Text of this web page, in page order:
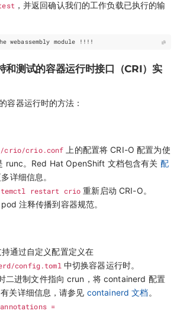
，并返回确认我们的工作负载已执行的输
测试的容器运行时接口（CRI）实
容器运行时的方法：
crio/crio.conf 上的配置将 CRI-O 配置为使
runc。Red Hat OpenShift 文档包含有关 配
详细信息。
restart crio 重新启动 CRI-O。
注释传播到容器规范。
通过自定义配置定义在
config.toml 中切换容器运行时。
二进制文件指向 crun，将 containerd 配置
关详细信息，请参见 containerd 文档 。
=